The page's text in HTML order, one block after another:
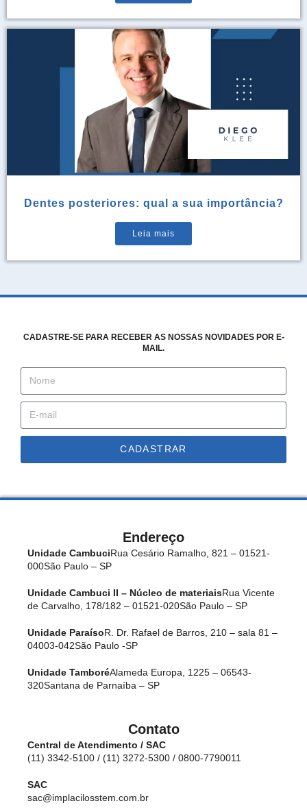
Dentes posteriores: qual a sua importância?
Leia mais
CADASTRE-SE PARA RECEBER AS NOSSAS NOVIDADES POR E-
MAIL.
CADASTRAR
Endereço
Unidade CambuciRua Cesário Ramalho, 821 – 01521-
000São Paulo – SP
Unidade Cambuci II – Núcleo de materiaisRua Vicente
de Carvalho, 178/182 – 01521-020São Paulo – SP
Unidade ParaísoR. Dr. Rafael de Barros, 210 – sala 81 –
04003-042São Paulo -SP
Unidade TamboréAlameda Europa, 1225 – 06543-
320Santana de Parnaíba – SP
Contato
Central de Atendimento / SAC
(11) 3342-5100 / (11) 3272-5300 / 0800-7790011
SAC
sac@implacilosstem.com.br